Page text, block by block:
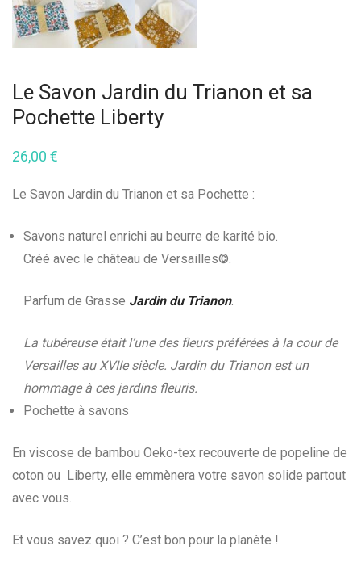
Le Savon Jardin du Trianon et sa
Pochette Liberty
26,00 €
Le Savon Jardin du Trianon et sa Pochette :
Savons naturel enrichi au beurre de karité bio.
Créé avec le château de Versailles©.
Parfum de Grasse Jardin du Trianon.
La tubéreuse était l’une des fleurs préférées à la cour de
Versailles au XVIIe siècle. Jardin du Trianon est un
hommage à ces jardins fleuris.
Pochette à savons
En viscose de bambou Oeko-tex recouverte de popeline de
coton ou Liberty, elle emmènera votre savon solide partout
avec vous.
Et vous savez quoi ? C’est bon pour la planète !